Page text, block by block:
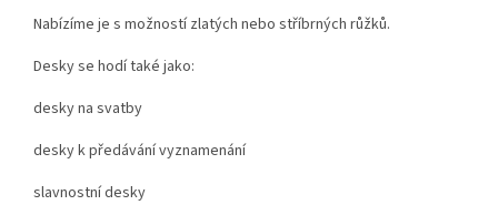
Nabízíme je s možností zlatých nebo stříbrných růžků.
Desky se hodí také jako:
desky na svatby
desky k předávání vyznamenání
slavnostní desky